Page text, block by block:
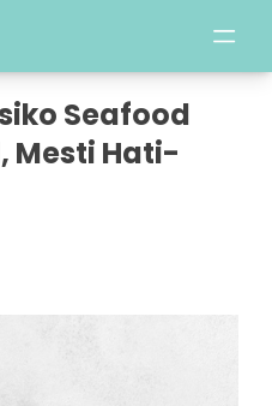
Seafood
Mesti Hati-